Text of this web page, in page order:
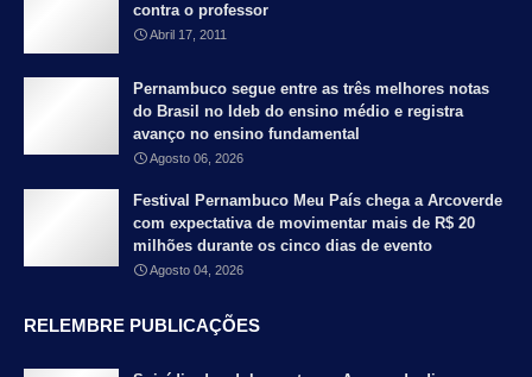
contra o professor
Abril 17, 2011
Pernambuco segue entre as três melhores notas
do Brasil no Ideb do ensino médio e registra
avanço no ensino fundamental
Agosto 06, 2026
Festival Pernambuco Meu País chega a Arcoverde
com expectativa de movimentar mais de R$ 20
milhões durante os cinco dias de evento
Agosto 04, 2026
RELEMBRE PUBLICAÇÕES